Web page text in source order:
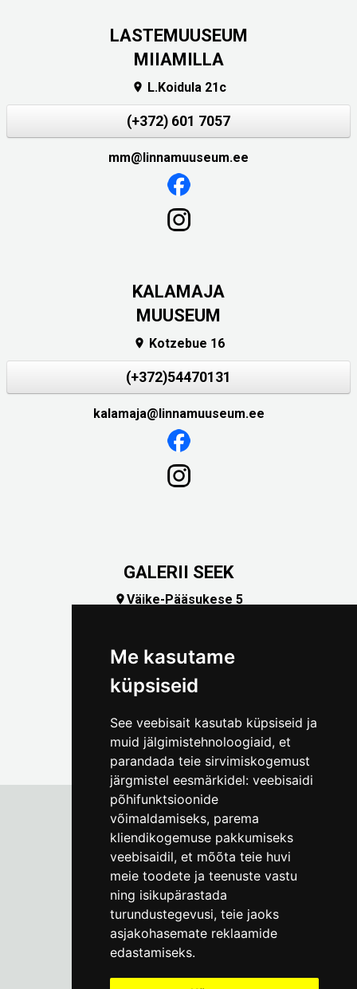
Me kasutame
küpsiseid
See veebisait kasutab küpsiseid ja
muid jälgimistehnoloogiaid, et
parandada teie sirvimiskogemust
järgmistel eesmärkidel: veebisaidi
põhifunktsioonide
võimaldamiseks, parema
kliendikogemuse pakkumiseks
veebisaidil, et mõõta teie huvi
meie toodete ja teenuste vastu
ning isikupärastada
turundustegevusi, teie jaoks
asjakohasemate reklaamide
edastamiseks.
LASTEMUUSEUM
MIIAMILLA
 L.Koidula 21c
(+372) 601 7057
mm@linnamuuseum.ee
KALAMAJA
MUUSEUM
 Kotzebue 16
(+372)54470131
kalamaja@linnamuuseum.ee
GALERII SEEK
Väike-Pääsukese 5
Tallinna Linnamuuseum
Vene 17
E-R kell 9-17(+372) 610 4178
info@linnamuuseum.ee
Küpsisepoliitika